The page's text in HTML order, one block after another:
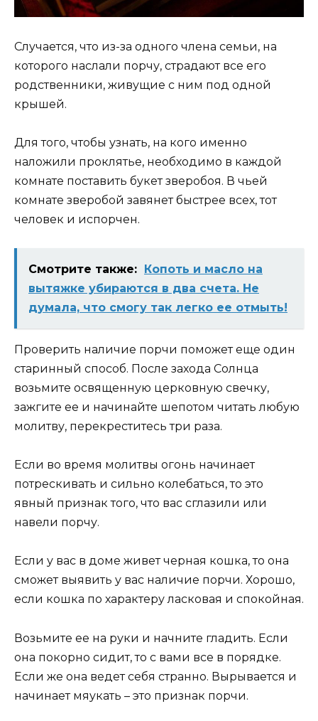
Случается, что из-за одного члена семьи, на
которого наслали порчу, страдают все его
родственники, живущие с ним под одной
крышей.
Для того, чтобы узнать, на кого именно
наложили проклятье, необходимо в каждой
комнате поставить букет зверобоя. В чьей
комнате зверобой завянет быстрее всех, тот
человек и испорчен.
Смотрите также: Копоть и масло на
вытяжке убираются в два счета. Не
думала, что смогу так легко ее отмыть!
Проверить наличие порчи поможет еще один
старинный способ. После захода Солнца
возьмите освященную церковную свечку,
зажгите ее и начинайте шепотом читать любую
молитву, перекреститесь три раза.
Если во время молитвы огонь начинает
потрескивать и сильно колебаться, то это
явный признак того, что вас сглазили или
навели порчу.
Если у вас в доме живет черная кошка, то она
сможет выявить у вас наличие порчи. Хорошо,
если кошка по характеру ласковая и спокойная.
Возьмите ее на руки и начните гладить. Если
она покорно сидит, то с вами все в порядке.
Если же она ведет себя странно. Вырывается и
начинает мяукать – это признак порчи.